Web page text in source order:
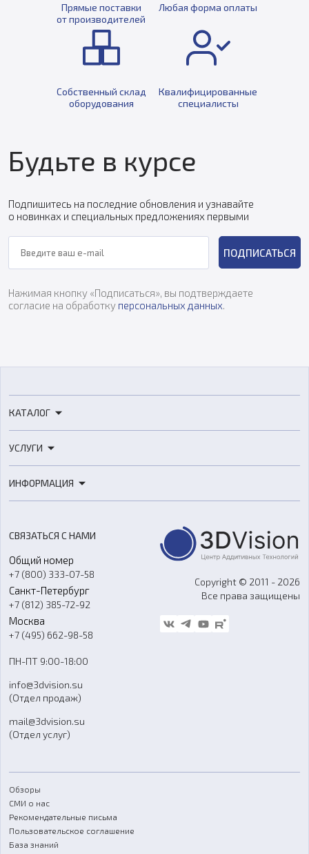
Прямые поставки
от производителей
Любая форма оплаты
Собственный склад
оборудования
Квалифицированные
специалисты
Будьте в курсе
Подпишитесь на последние обновления и узнавайте
о новинках и специальных предложениях первыми
ПОДПИСАТЬСЯ
Нажимая кнопку «Подписаться», вы подтверждаете
согласие на обработку персональных данных.
КАТАЛОГ
3D-сканеры
Расходные материалы
Оборудование и материалы для вакуумного литья
Аксессуары и прочее оборудование
Программное обеспечение
УСЛУГИ
3D-моделирование
Ремонт и услуги
ИНФОРМАЦИЯ
О компании
Контакты
Гос. закупки
Стать дилером
Блог
FAQ
СВЯЗАТЬСЯ С НАМИ
Общий номер
+7 (800) 333-07-58
Санкт-Петербург
+7 (812) 385-72-92
Москва
+7 (495) 662-98-58
ПН-ПТ 9:00-18:00
info@3dvision.su
(Отдел продаж)
mail@3dvision.su
(Отдел услуг)
Copyright © 2011 - 2026
Все права защищены
Обзоры
СМИ о нас
Рекомендательные письма
Пользовательское соглашение
База знаний